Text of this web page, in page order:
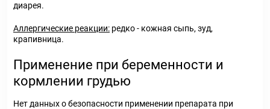
диарея.
Аллергические реакции: редко - кожная сыпь, зуд,
крапивница.
Применение при беременности и
кормлении грудью
Нет данных о безопасности применении препарата при